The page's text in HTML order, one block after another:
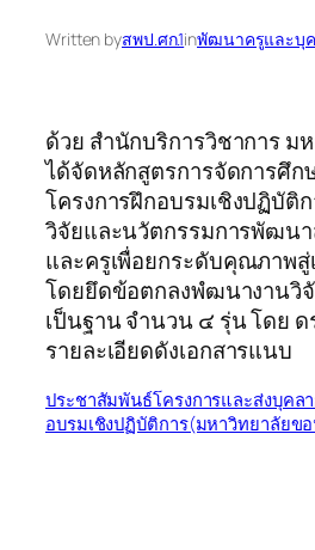
Written byสพป.ศก.1inพัฒนาครูและบุค
ด้วย สำนักบริการวิชาการ
ได้จัดหลักสูตรการจัดการศึก
โครงการฝึกอบรมเชิงปฏิบัติ
วิจัยและนวัตกรรมการพัฒน
และครูเพื่อยกระดับคุณภาพ
โดยยึดข้อตกลงพํฒนางานวิ
เป็นฐาน จำนวน ๔ รุ่น โดย
รายละเอียดดังเอกสารแนบ
ประชาสัมพันธ์โครงการและส่งบุคล
อบรมเชิงปฏิบัติการ(มหาวิทยาลัยข